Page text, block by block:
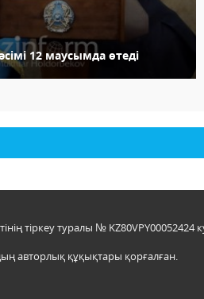
12 маусымда өтеді
тіркеу туралы № KZ80VPY00052424
авторлық құқықтары қорғалған.